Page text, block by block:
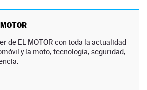
MOTOR
de EL MOTOR con toda la actualidad
y la moto, tecnología, seguridad,